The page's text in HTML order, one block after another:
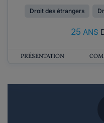
Droit des étrangers
25 ANS
PRÉSENTATION